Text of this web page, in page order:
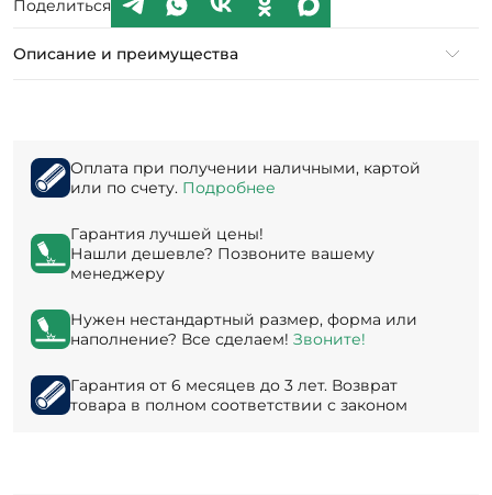
Поделиться
Описание и преимущества
Оплата при получении наличными, картой
или по счету. Подробнее
Гарантия лучшей цены!
Нашли дешевле? Позвоните вашему
менеджеру
Нужен нестандартный размер, форма или
наполнение? Все сделаем! Звоните!
Гарантия от 6 месяцев до 3 лет. Возврат
товара в полном соответствии с законом